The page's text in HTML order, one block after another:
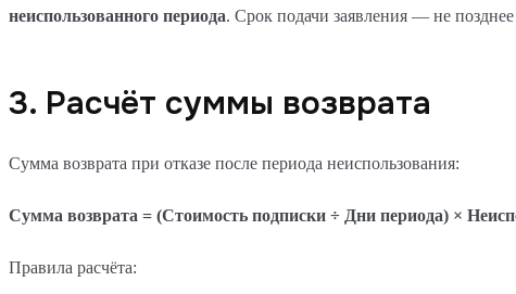
неиспользованного периода. Срок подачи заявления — не
3. Расчёт суммы возврата
Сумма возврата при отказе после периода неиспользования:
Сумма возврата = (Стоимость подписки ÷ Дни периода) ×
Правила расчёта: